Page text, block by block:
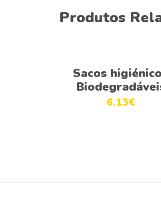
Produtos
Adicionar
Sacos
6.13€